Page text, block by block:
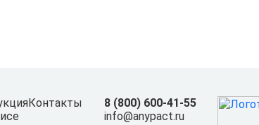
Контакты
8 (800) 600-41-55
info@anypact.ru